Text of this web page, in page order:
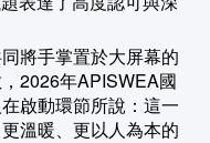
將手掌置於大屏幕的
2026年APISWEA國
啟動環節所說：這一
溫暖、更以人為本的